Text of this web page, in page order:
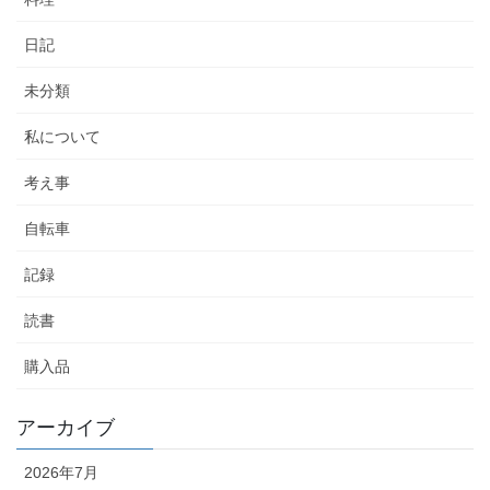
日記
未分類
私について
考え事
自転車
記録
読書
購入品
アーカイブ
2026年7月